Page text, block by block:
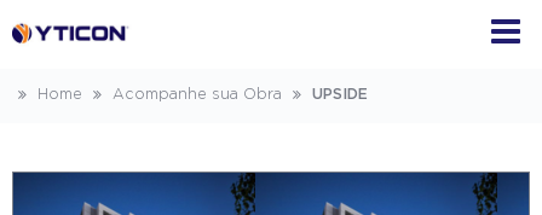
Home Acompanhe sua Obra UPSIDE